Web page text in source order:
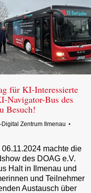
für KI-Interessierte
Navigator-Bus des
Besuch!
Digital Zentrum Ilmenau
machte die
des DOAG e.V.
Halt in Ilmenau und
und Teilnehmer
Austausch über